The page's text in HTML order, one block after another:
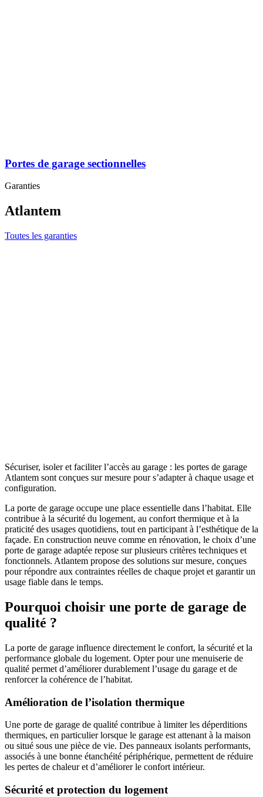
Portes de garage sectionnelles
Garanties
Atlantem
Toutes les garanties
Sécuriser, isoler et faciliter l’accès au garage : les portes de garage
Atlantem sont conçues sur mesure pour s’adapter à chaque usage et
configuration.
La porte de garage occupe une place essentielle dans l’habitat. Elle
contribue à la sécurité du logement, au confort thermique et à la
praticité des usages quotidiens, tout en participant à l’esthétique de la
façade. En construction neuve comme en rénovation, le choix d’une
porte de garage adaptée repose sur plusieurs critères techniques et
fonctionnels. Atlantem propose des solutions sur mesure, conçues
pour répondre aux contraintes réelles de chaque projet et garantir un
usage fiable dans le temps.
Pourquoi choisir une porte de garage de
qualité ?
La porte de garage influence directement le confort, la sécurité et la
performance globale du logement. Opter pour une menuiserie de
qualité permet d’améliorer durablement l’usage du garage et de
renforcer la cohérence de l’habitat.
Amélioration de l’isolation thermique
Une porte de garage de qualité contribue à limiter les déperditions
thermiques, en particulier lorsque le garage est attenant à la maison
ou situé sous une pièce de vie. Des panneaux isolants performants,
associés à une bonne étanchéité périphérique, permettent de réduire
les pertes de chaleur et d’améliorer le confort intérieur.
Sécurité et protection du logement